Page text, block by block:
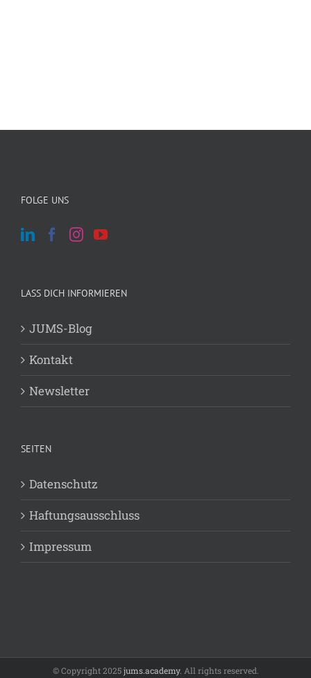
FOLGE UNS
LASS DICH INFORMIEREN
JUMS-Blog
Kontakt
Newsletter
SEITEN
Datenschutz
Haftungsausschluss
Impressum
© Copyright 2025jums.academy. All rights reserved.